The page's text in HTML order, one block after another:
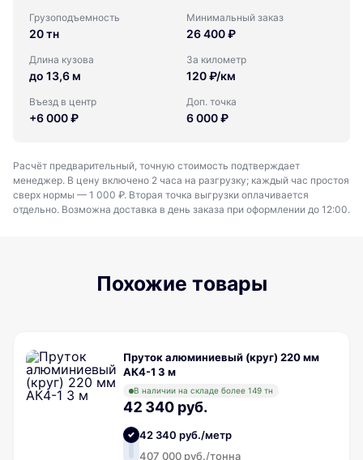
Грузоподъемность
20 тн
Минимальный заказ
26 400 ₽
Длина кузова
до 13,6 м
За километр
120 ₽/км
Въезд в центр
+6 000 ₽
Доп. точка
6 000 ₽
Расчёт предварительный, точную стоимость подтверждает
менеджер. В цену включено 2 часа на разгрузку; каждый час простоя
сверх нормы — 1 000 ₽. Вторая точка выгрузки оплачивается
отдельно. Возможна доставка в день заказа при оформлении до 12:00.
Похожие товары
Пруток алюминиевый (круг) 220 мм
АК4-1 3 м
В наличии на складе более 149 тн
42 340 руб.
42 340 руб./метр
407 000 руб./тонна